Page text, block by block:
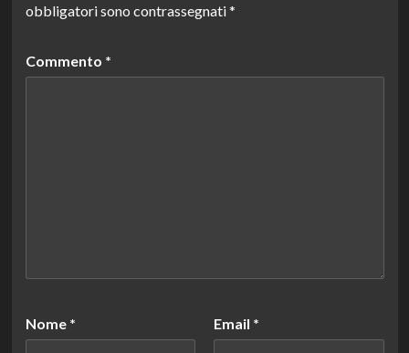
obbligatori sono contrassegnati*
Commento *
Nome * Email *